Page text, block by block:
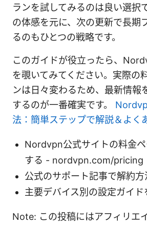
ランを試してみるのは良い選択
の体感を元に、次の更新で長期
るのもひとつの戦略です。
このガイドが役立ったら、
を覗いてみてください。実際の
ンは日々変わるため、最新情報
するのが一番確実です。
法：簡単ステップで解説＆よく
Nordvpn公式サイトの料金
する - nordvpn.com/pricing
公式のサポート記事で解約方
主要デバイス別の設定ガイド
Note: この投稿にはアフィリエ